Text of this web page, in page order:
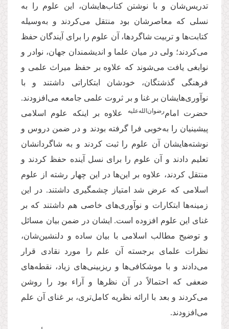
تدریسشان و با نوشتن کتاب‌هایشان، این علوم را به
نسلی که معاصرشان بود منتقل می‌کردند و به‌وسیله
کتابت‌ها و تربیت شاگردها، آن علوم را برای آیندگان حفظ
می‌کردند؛ ولی در میان علما و اندیشمندان جهان، نوادر و
نوابغی یافت می‌شوند که علاوه بر حفظ میراث علمی و
فرهنگی گذشتگان، خودشان ابتکاراتی داشتند و با
نوآوری‌هایشان بر غنا و بر ثروت علمی جامعه‌ می‌افزودند.
حضرت امام‌رضوان‌الله‌‌علیه
علاوه بر اینکه علوم اسلامی
پیشینیان را به‌خوبی فرا گرفته بودند و در ضمن دروس و
نوشته‌هایشان آن علوم را ثبت کردند و به شاگردانشان
تعلیم دادند و آن علوم را برای نسل آینده حفظ کردند و
منتقل کردند، علاوه بر این‌ها در این چهار رشته از علوم
اسلامی که عرض شد امتیاز چشمگیری داشتند. در این
زمینه‌ها ابتکارات و نوآوری‌های خاصی هم داشتند که بر
غنای این علوم افزوده است. ایشان در ضمن بیان مسائل
و توضیح مطالب اسلامی با بیان ساده و دلنشین‌شان،
نظرات علمای برجسته آن علم را مورد نقادی قرار
می‌دادند و با موشکافی‌ها و ریزبینی‌های زیاد، نقطه‌های
ضعفی که احتمالاً در آن نظرها و آراء بود را روشن
می‌کردند و بعد با ارائه نظریه کامل‌تری، بر غنای آن علم
می‌افزودند.